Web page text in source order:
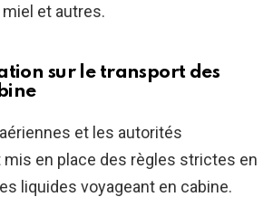
et autres.
sur le transport des
et les autorités
en place des règles strictes en
liquides voyageant en cabine.